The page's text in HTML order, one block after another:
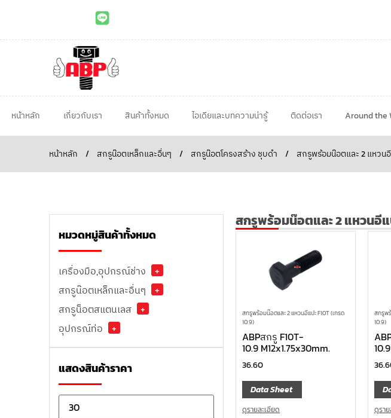
หน้าหลัก เกี่ยวกับเรา สินค้าทั้งหมด ไอเดียและบทความน่ารู้ ติดต่อเรา Around the
หน้าหลัก / สกรูน๊อตเหล็กและอื่นๆ / สกรูน๊อตโครงสร้าง ชุบดำ / สกรูพร้อมน๊อตและ 2 แหวนอี
หมวดหมู่สินค้าทั้งหมด
เครื่องมือ,อุปกรณ์ช่าง
+
สกรูน๊อตเหล็กและอื่นๆ
+
สกรูน็อตสแตนเลส
+
อุปกรณ์ท่อ
+
แสดงสินค้าราคา
สกรูพร้อมน๊อตและ 2 แหวนอีแ
สกรูพร้อมน๊อตและ 2 แหวนอีแปะ F10T (เกรด
10.9)
ABPสกรู F10T-
10.9 M12x1.75x30mm.
36.60
Data Sheet
ดูรายละเอียด
สกรูพ
10.9)
ดูรา